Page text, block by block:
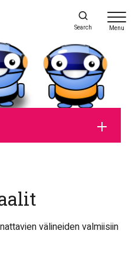
Search Menu
välineiden valmiisiin